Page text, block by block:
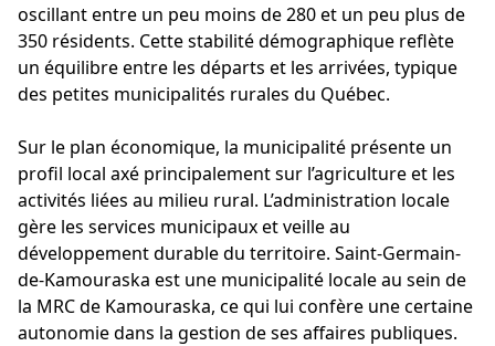
oscillant entre un peu moins de 280 et un peu plus de
350 résidents. Cette stabilité démographique reflète
un équilibre entre les départs et les arrivées, typique
des petites municipalités rurales du Québec.
Sur le plan économique, la municipalité présente un
profil local axé principalement sur l’agriculture et les
activités liées au milieu rural. L’administration locale
gère les services municipaux et veille au
développement durable du territoire. Saint-Germain-
de-Kamouraska est une municipalité locale au sein de
la MRC de Kamouraska, ce qui lui confère une certaine
autonomie dans la gestion de ses affaires publiques.